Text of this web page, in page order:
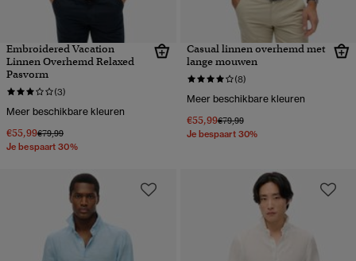
Embroidered Vacation
Linnen Overhemd Relaxed
Pasvorm
(3)
Meer beschikbare kleuren
€55,99Prijs verlaagd van
€79,99naar
Je bespaart 30%
Casual linnen overhemd met
lange mouwen
(8)
Meer beschikbare kleuren
€55,99Prijs verlaagd van
€79,99naar
Je bespaart 30%